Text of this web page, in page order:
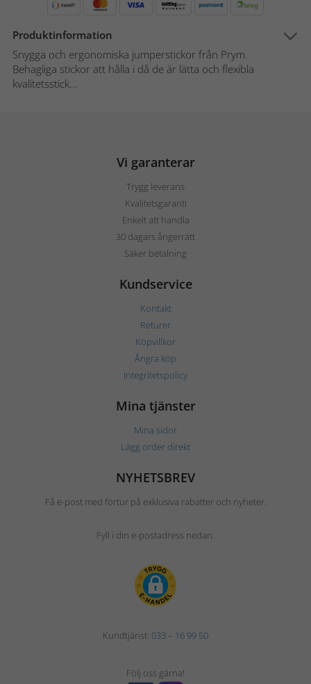
Produktinformation
Snygga och ergonomiska jumperstickor från Prym.
Behagliga stickor att hålla i då de är lätta och flexibla
kvalitetsstick...
Vi garanterar
Trygg leverans
Kvalitetsgaranti
Enkelt att handla
30 dagars ångerrätt
Säker betalning
Kundservice
Kontakt
Returer
Köpvillkor
Ångra köp
Integritetspolicy
Mina tjänster
Mina sidor
Lägg order direkt
NYHETSBREV
Få e-post med förtur på exklusiva rabatter och nyheter.
Fyll i din e-postadress nedan.
Kundtjänst: 033 – 16 99 50
Följ oss gärna!